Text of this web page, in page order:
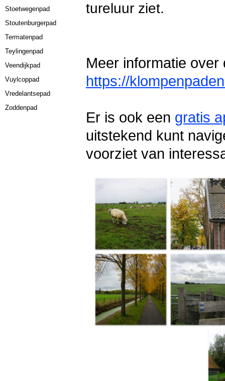
Stoetwegenpad
Stoutenburgerpad
Termatenpad
Teylingenpad
Veendijkpad
Vuylcoppad
Vredelantsepad
Zoddenpad
tureluur ziet.
Meer informatie over
https://
Er is ook een gratis
uitstekend kunt
voorziet van